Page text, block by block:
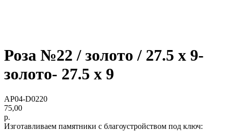
Роза №22 / золото / 27.5 х 9-
золото- 27.5 х 9
AP04-D0220
75,00
р.
Изготавливаем памятники с благоустройством под ключ: